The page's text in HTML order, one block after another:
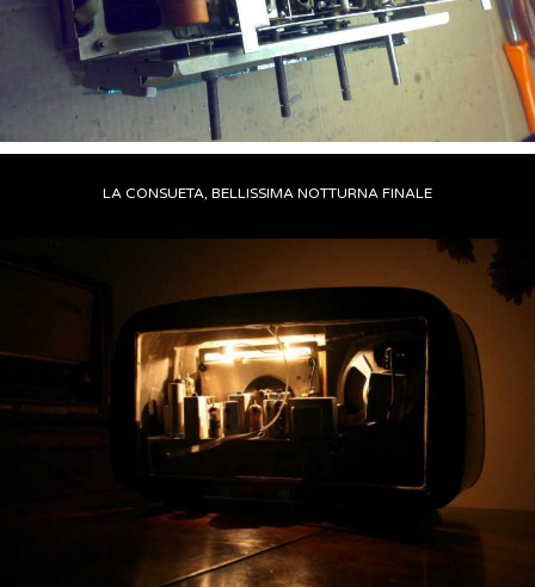
LA CONSUETA, BELLISSIMA NOTTURNA FINALE